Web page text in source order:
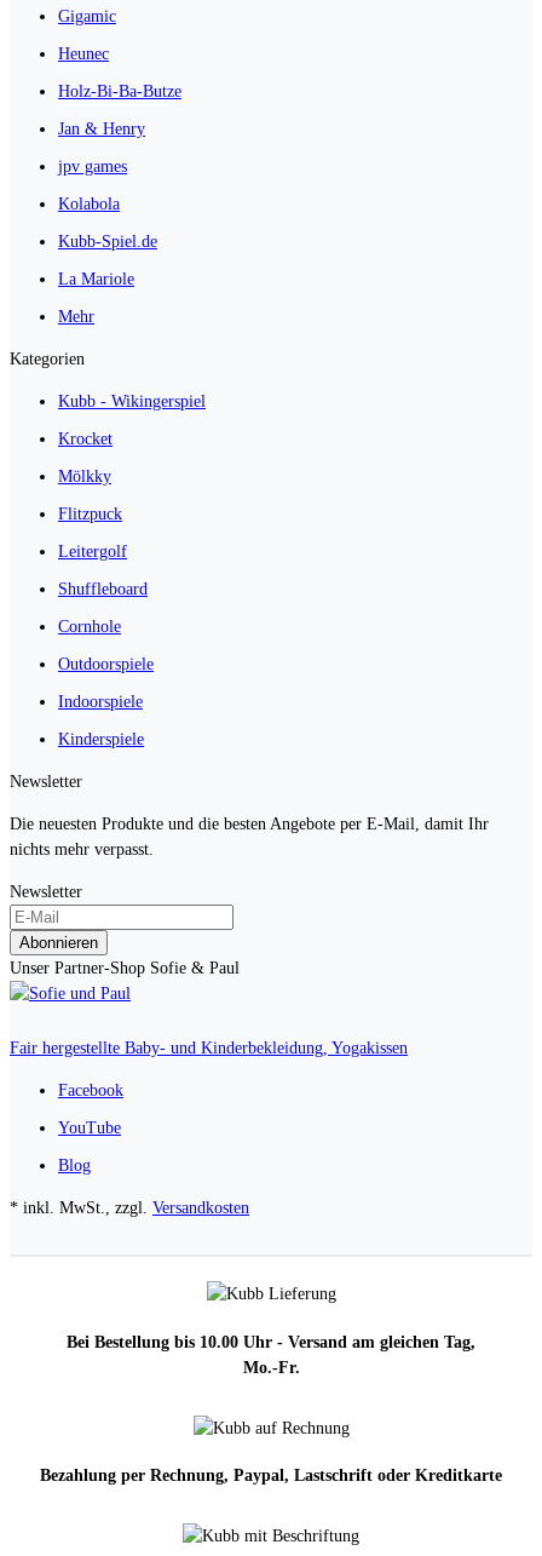
Gigamic
Heunec
Holz-Bi-Ba-Butze
Jan & Henry
jpv games
Kolabola
Kubb-Spiel.de
La Mariole
Mehr
Kategorien
Kubb - Wikingerspiel
Krocket
Mölkky
Flitzpuck
Leitergolf
Shuffleboard
Cornhole
Outdoorspiele
Indoorspiele
Kinderspiele
Newsletter
Die neuesten Produkte und die besten Angebote per E-Mail, damit Ihr
nichts mehr verpasst.
Newsletter
Abonnieren
Unser Partner-Shop Sofie & Paul
Fair hergestellte Baby- und Kinderbekleidung, Yogakissen
Facebook
YouTube
Blog
* inkl. MwSt., zzgl. Versandkosten
Bei Bestellung bis 10.00 Uhr - Versand am gleichen Tag,
Mo.-Fr.
Bezahlung per Rechnung, Paypal, Lastschrift oder Kreditkarte